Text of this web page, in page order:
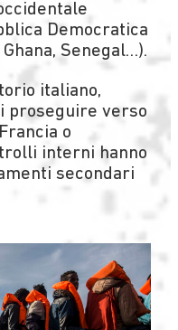
Democratica
Ghana, Senegal…).
italiano,
proseguire verso
o
interni hanno
secondari